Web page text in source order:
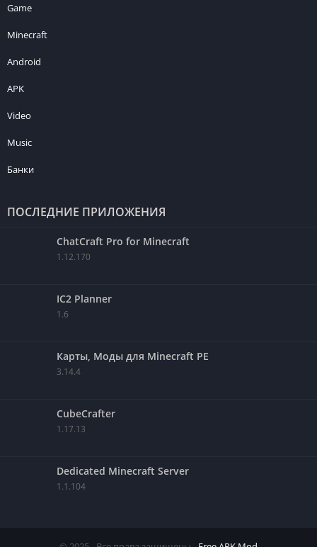
Game
Minecraft
Android
APK
Video
Music
Банки
ПОСЛЕДНИЕ ПРИЛОЖЕНИЯ
ChatCraft Pro for Minecraft
1.12.170
IC2 Planner
1.6
Карты, Моды для Minecraft PE
3.14.4
CubeCrafter
1.17.13
Dedicated Minecraft Server
1.1.104